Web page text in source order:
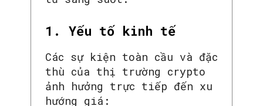
1. Yếu tố kinh tế
Các sự kiện toàn cầu và đặc
thù của thị trường crypto
ảnh hưởng trực tiếp đến xu
hướng giá: